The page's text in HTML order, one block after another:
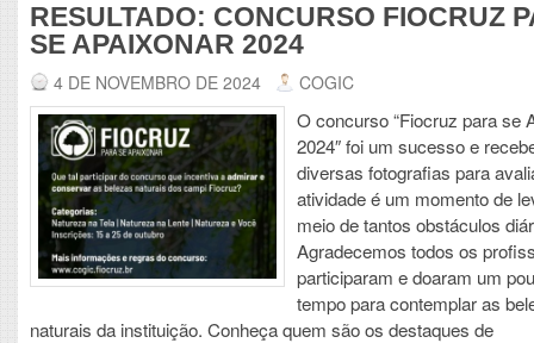
RESULTADO: CONCURSO FIOCRUZ
SE APAIXONAR 2024
4 DE NOVEMBRO DE 2024 COGIC
O concurso “Fiocruz para se
2024″ foi um sucesso e
diversas fotografias para
atividade é um momento de
meio de tantos obstáculos
Agradecemos todos os
participaram e doaram um
tempo para contemplar as
naturais da instituição. Conheça quem são os destaques de